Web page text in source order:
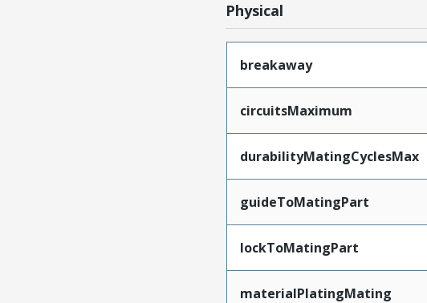
Physical
breakaway
circuitsMaximum
durabilityMatingCyclesMax
guideToMatingPart
lockToMatingPart
materialPlatingMating